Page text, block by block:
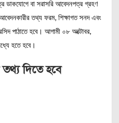
ডাকযোগে বা সরাসরি আবেদনপত্র গ্রহণ
আবেদনকারীর তথ্য ফরম, শিক্ষাগত সনদ এবং
পাঠাতে হবে। আগামী ০৮ অক্টোবর,
হতে হবে।
দিতে হবে